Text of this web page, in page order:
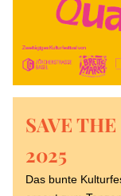
SAVE
2025
Das bunte